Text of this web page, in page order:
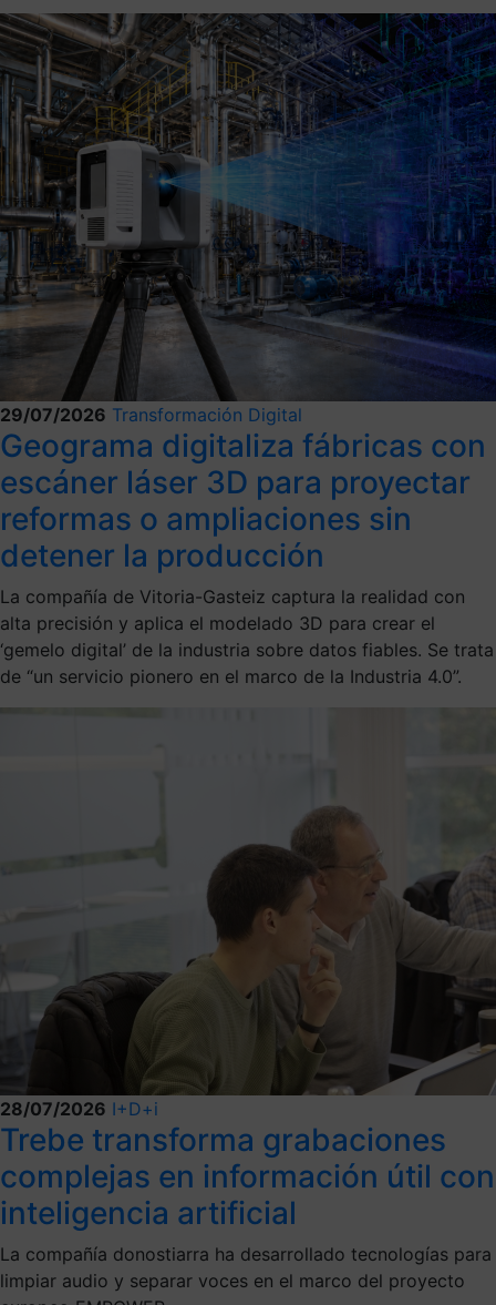
29/07/2026 Transformación Digital
Geograma digitaliza fábricas con
escáner láser 3D para proyectar
reformas o ampliaciones sin
detener la producción
La compañía de Vitoria-Gasteiz captura la realidad con
alta precisión y aplica el modelado 3D para crear el
‘gemelo digital’ de la industria sobre datos fiables. Se trata
de “un servicio pionero en el marco de la Industria 4.0”.
28/07/2026 I+D+i
Trebe transforma grabaciones
complejas en información útil con
inteligencia artificial
La compañía donostiarra ha desarrollado tecnologías para
limpiar audio y separar voces en el marco del proyecto